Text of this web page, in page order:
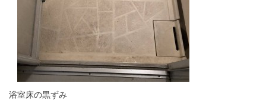
浴室床の黒ずみ